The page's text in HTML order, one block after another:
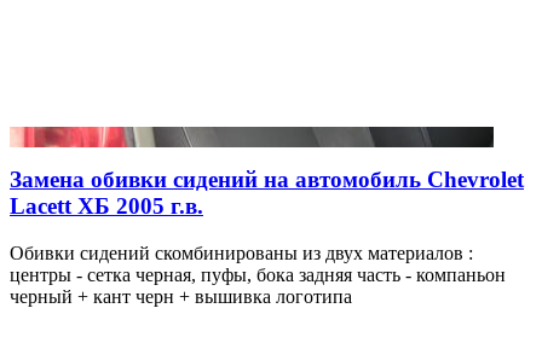
Замена обивки сидений на автомобиль Chevrolet
Lacett ХБ 2005 г.в.
Обивки сидений скомбинированы из двух материалов :
центры - сетка черная, пуфы, бока задняя часть - компаньон
черный + кант черн + вышивка логотипа